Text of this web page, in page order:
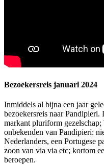
Bezoekersreis januari 2024
Inmiddels al bijna een jaar
bezoekersreis naar Pandipieri.
markant pluriform gezelschap;
onbekenden van Pandipieri:
Nederlanders, een Portugese
zoon van via via etc; kortom
beroepen.